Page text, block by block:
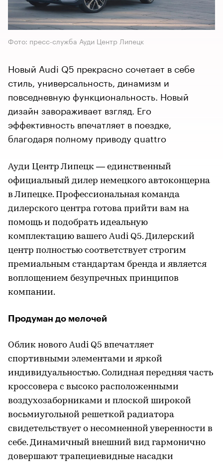
Фото: пресс-служба Ауди Центр Липецк
Новый Audi Q5 прекрасно сочетает в себе
стиль, универсальность, динамизм и
повседневную функциональность. Новый
дизайн завораживает взгляд. Его
эффективность впечатляет в поездке,
благодаря полному приводу quattro
Ауди Центр Липецк — единственный
официальный дилер немецкого автоконцерна
в Липецке. Профессиональная команда
дилерского центра готова прийти вам на
помощь и подобрать идеальную
комплектацию вашего Audi Q5. Дилерский
центр полностью соответствует строгим
премиальным стандартам бренда и является
воплощением безупречных принципов
компании.
Продуман до мелочей
Облик нового Audi Q5 впечатляет
спортивными элементами и яркой
индивидуальностью. Солидная передняя часть
кроссовера с высоко расположенными
воздухозаборниками и плоской широкой
восьмиугольной решеткой радиатора
свидетельствует о несомненной уверенности в
себе. Динамичный внешний вид гармонично
довершают трапециевидные насадки